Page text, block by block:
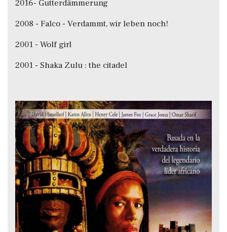
2016- Gutterdämmerung
2008 - Falco - Verdammt, wir leben noch!
2001 - Wolf girl
2001 - Shaka Zulu : the citadel